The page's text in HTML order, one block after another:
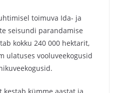
toimuva Ida- ja
seisundi parandamise
kokku 240 000 hektarit,
ulatuses vooluveekogusid
kestab kümme aastat ja